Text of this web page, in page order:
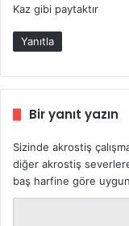
Kaz gibi paytaktır
Yanıtla
Bir yanıt yazın
Sizinde akrostiş
diğer akrostiş
baş harfine göre